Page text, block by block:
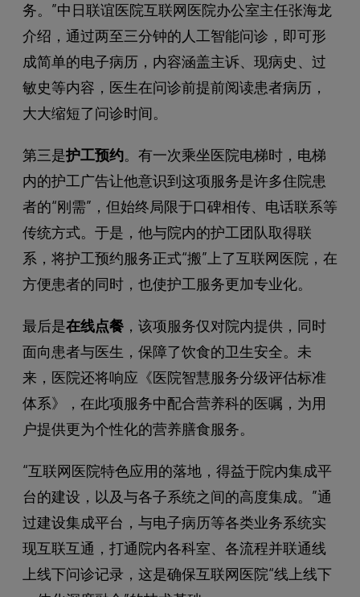
务。”中日联谊医院互联网医院办公室主任张海龙
介绍，通过两至三分钟的人工智能问诊，即可形
成简单的电子病历，内容涵盖主诉、现病史、过
敏史等内容，医生在问诊前提前阅读患者病历，
大大缩短了问诊时间。
第三是护工预约。有一次乘坐医院电梯时，电梯
内的护工广告让他意识到这项服务是许多住院患
者的“刚需”，但始终局限于口碑相传、电话联系等
传统方式。于是，他与院内的护工团队取得联
系，将护工预约服务正式“搬”上了互联网医院，在
方便患者的同时，也使护工服务更加专业化。
最后是在线点餐 ，该项服务仅对院内提供，同时
面向患者与医生，保障了饮食的卫生安全。未
来，医院还将响应《医院智慧服务分级评估标准
体系》，在此项服务中配合营养科的医嘱，为用
户提供更为个性化的营养膳食服务。
“互联网医院特色应用的落地，得益于院内集成平
台的建设，以及与各子系统之间的高度集成。”通
过建设集成平台，与电子病历等各类业务系统实
现互联互通，打通院内各科室、各流程并联通线
上线下问诊记录，这是确保互联网医院“线上线下